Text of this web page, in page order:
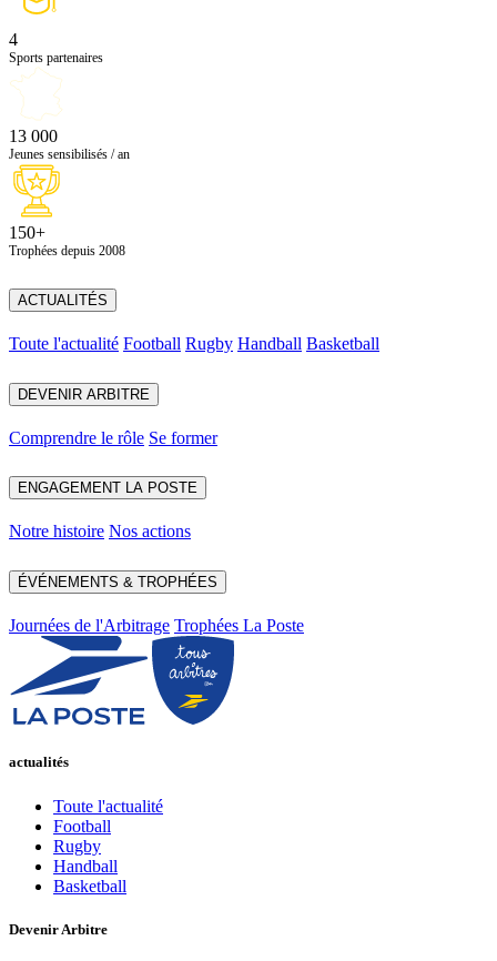
4
Sports partenaires
13 000
Jeunes sensibilisés / an
150+
Trophées depuis 2008
ACTUALITÉS
Toute l'actualité Football Rugby Handball Basketball
DEVENIR ARBITRE
Comprendre le rôle Se former
ENGAGEMENT LA POSTE
Notre histoire Nos actions
ÉVÉNEMENTS & TROPHÉES
Journées de l'Arbitrage Trophées La Poste
actualités
Toute l'actualité
Football
Rugby
Handball
Basketball
Devenir Arbitre